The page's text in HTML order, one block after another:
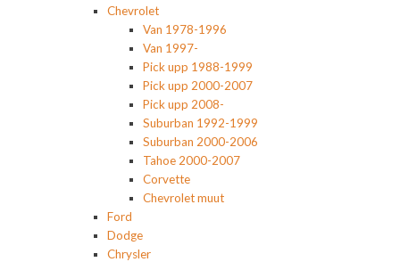
Chevrolet
Van 1978-1996
Van 1997-
Pick upp 1988-1999
Pick upp 2000-2007
Pick upp 2008-
Suburban 1992-1999
Suburban 2000-2006
Tahoe 2000-2007
Corvette
Chevrolet muut
Ford
Dodge
Chrysler